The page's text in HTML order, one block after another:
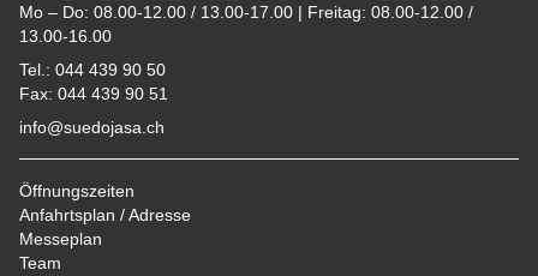
Mo – Do: 08.00-12.00 / 13.00-17.00 | Freitag: 08.00-12.00 /
13.00-16.00
Tel.: 044 439 90 50
Fax: 044 439 90 51
info@suedojasa.ch
Öffnungszeiten
Anfahrtsplan / Adresse
Messeplan
Team